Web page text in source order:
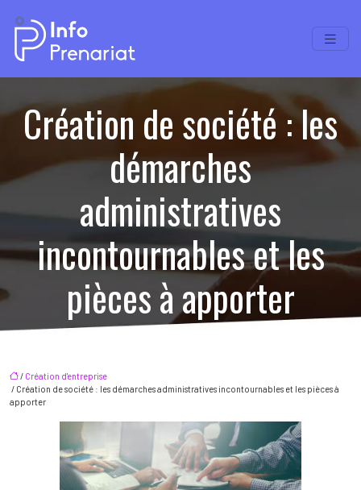
Création de société : les
démarches
administratives
incontournables et les
pièces à apporter
/ Création d'entreprise
/ Création de société : les démarches administratives incontournables et les pièces à
apporter